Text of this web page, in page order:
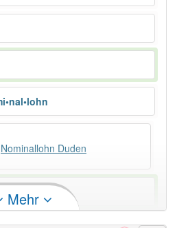
Nominallohn Duden
Mehr